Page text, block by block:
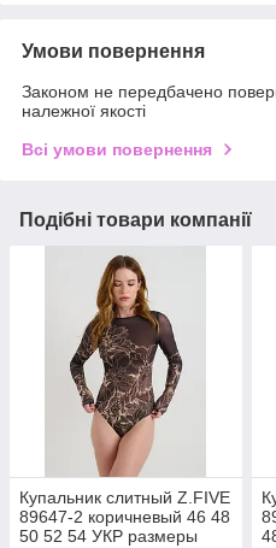
Умови повернення
Законом не передбачено
належної якості
Всі умови повернення
Подібні товари компанії
Купальник слитный Z.FIVE
89647-2 коричневый 46 48
50 52 54 УКР размеры